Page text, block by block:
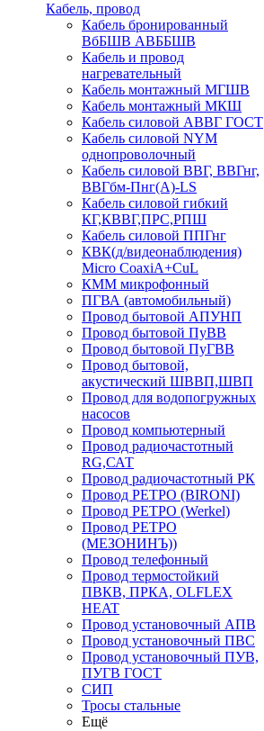
Кабель, провод
Кабель бронированный
ВбБШВ АВББШВ
Кабель и провод
нагревательный
Кабель монтажный МГШВ
Кабель монтажный МКШ
Кабель силовой АВВГ ГОСТ
Кабель силовой NYM
однопроволочный
Кабель силовой ВВГ, ВВГнг,
ВВГбм-Пнг(А)-LS
Кабель силовой гибкий
КГ,КВВГ,ПРС,РПШ
Кабель силовой ППГнг
КВК(д/видеонаблюдения)
Micro CoaxiA+CuL
КММ микрофонный
ПГВА (автомобильный)
Провод бытовой АПУНП
Провод бытовой ПуВВ
Провод бытовой ПуГВВ
Провод бытовой,
акустический ШВВП,ШВП
Провод для водопогружных
насосов
Провод компьютерный
Провод радиочастотный
RG,САТ
Провод радиочастотный РК
Провод РЕТРО (BIRONI)
Провод РЕТРО (Werkel)
Провод РЕТРО
(МЕЗОНИНЪ))
Провод телефонный
Провод термостойкий
ПВКВ, ПРКА, OLFLEX
HEAT
Провод установочный АПВ
Провод установочный ПВС
Провод установочный ПУВ,
ПУГВ ГОСТ
СИП
Тросы стальные
Ещё